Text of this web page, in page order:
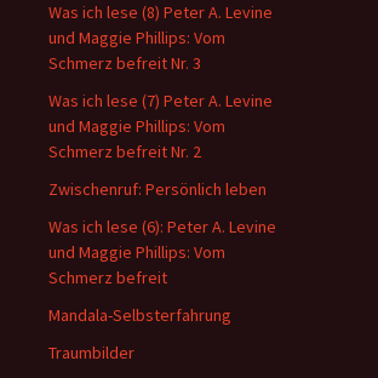
Was ich lese (8) Peter A. Levine
und Maggie Phillips: Vom
Schmerz befreit Nr. 3
Was ich lese (7) Peter A. Levine
und Maggie Phillips: Vom
Schmerz befreit Nr. 2
Zwischenruf: Persönlich leben
Was ich lese (6): Peter A. Levine
und Maggie Phillips: Vom
Schmerz befreit
Mandala-Selbsterfahrung
Traumbilder